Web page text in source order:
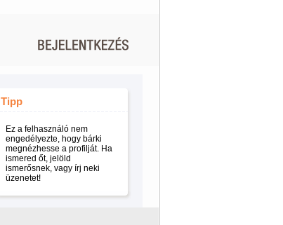
Tipp
Ez a felhasználó nem
engedélyezte, hogy bárki
megnézhesse a profilját. Ha
ismered őt, jelöld
ismerősnek, vagy írj neki
üzenetet!